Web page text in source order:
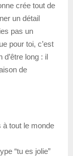
crée tout de
un détail
pas un
pour toi, c’est
d’être long : il
de
tout le monde
“tu es jolie”